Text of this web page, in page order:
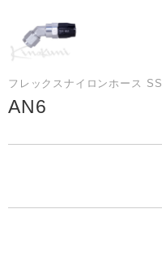
フレックスナイロンホース
AN6